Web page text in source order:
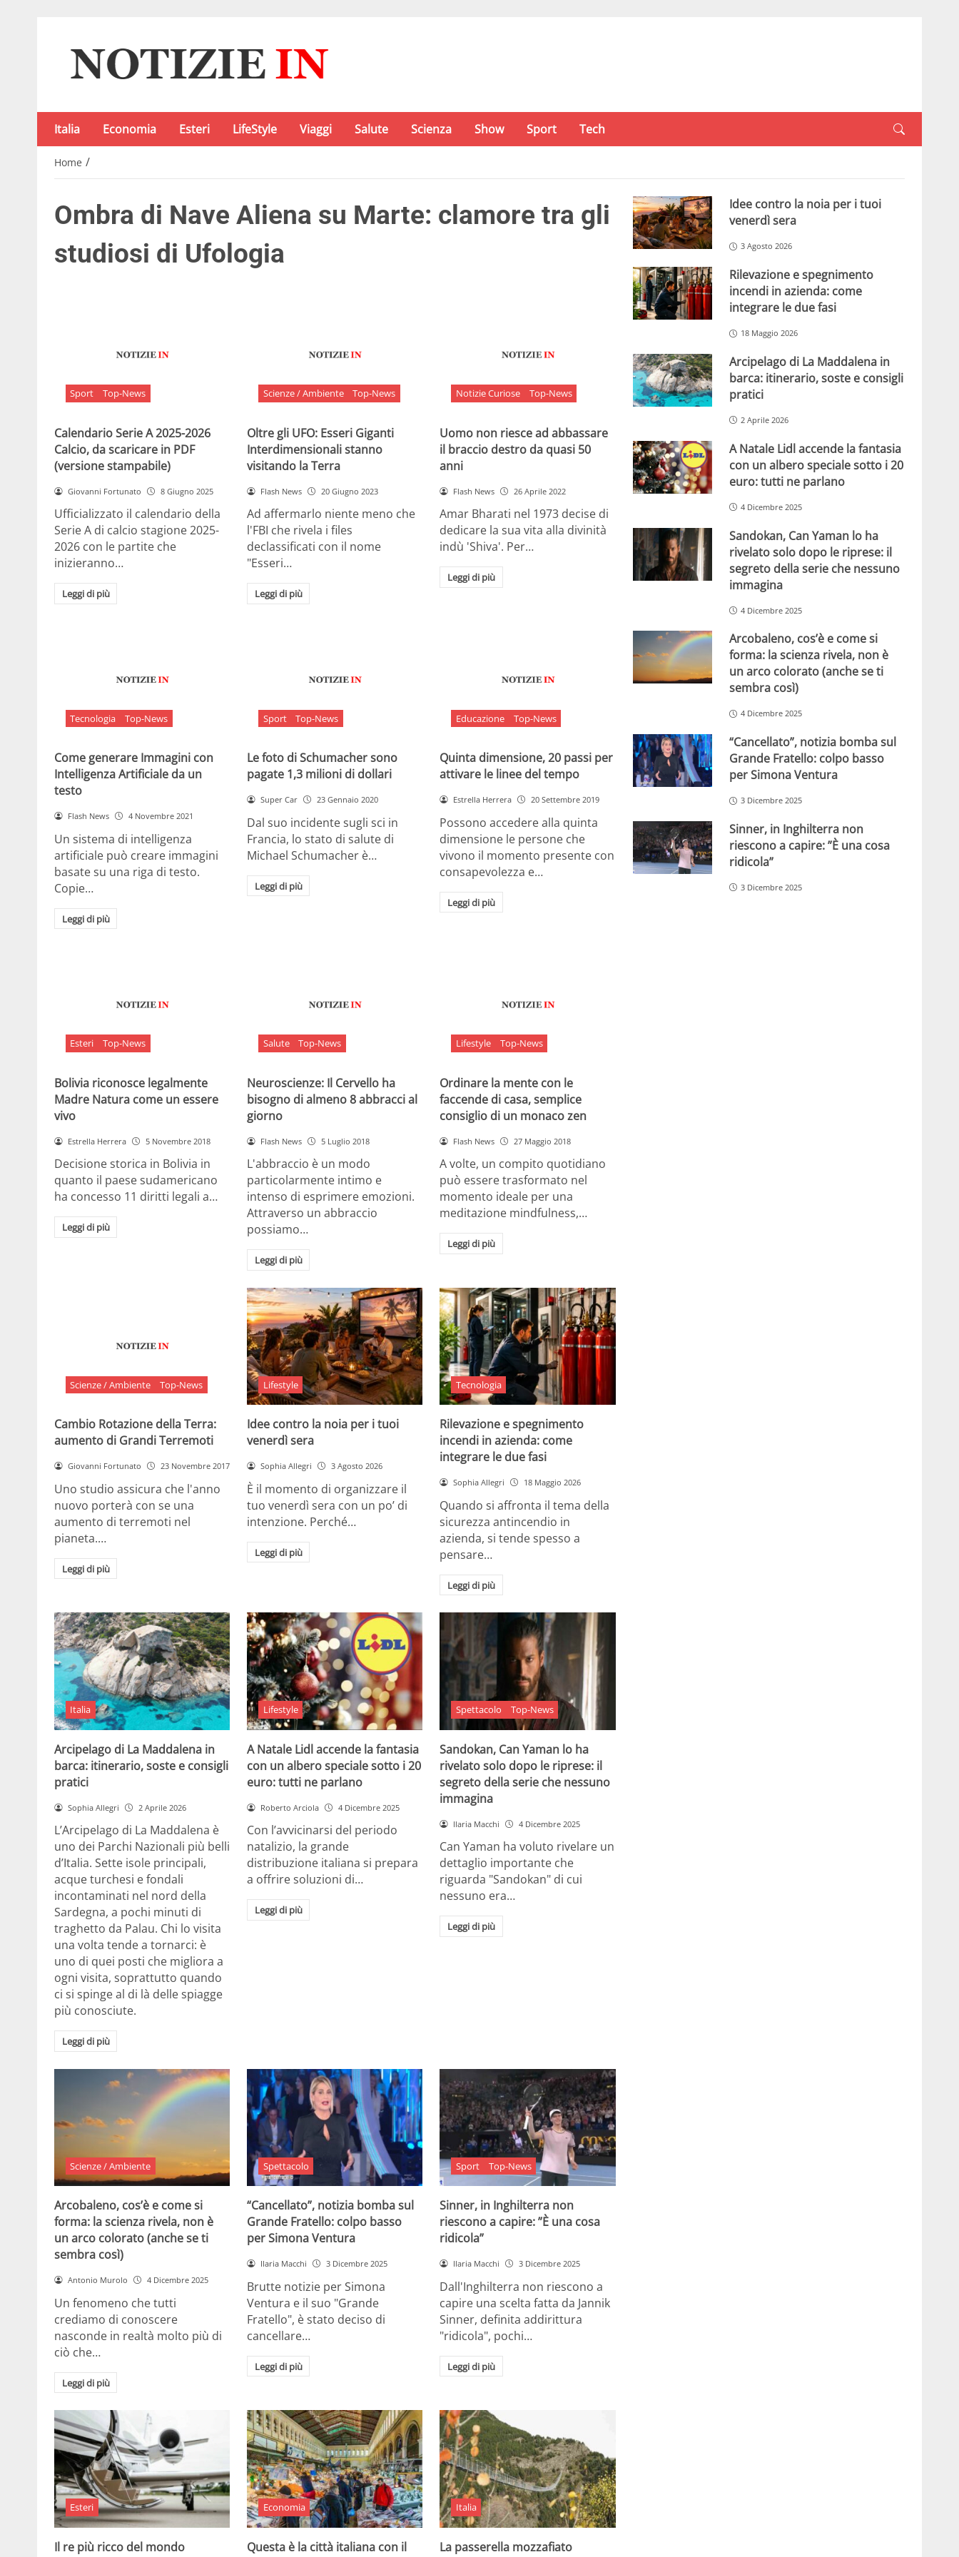
Italia Economia Esteri LifeStyle Viaggi Salute Scienza Show Sport Tech
Home /
Ombra di Nave Aliena su Marte: clamore tra gli
studiosi di Ufologia
Sport Top-News
Calendario Serie A 2025-2026
Calcio, da scaricare in PDF
(versione stampabile)
Giovanni Fortunato 8 Giugno 2025
Ufficializzato il calendario della
Serie A di calcio stagione 2025-
2026 con le partite che
inizieranno…
Leggi di più
Scienze / Ambiente Top-News
Oltre gli UFO: Esseri Giganti
Interdimensionali stanno
visitando la Terra
Flash News 20 Giugno 2023
Ad affermarlo niente meno che
l'FBI che rivela i files
declassificati con il nome
"Esseri…
Leggi di più
Notizie Curiose Top-News
Uomo non riesce ad abbassare
il braccio destro da quasi 50
anni
Flash News 26 Aprile 2022
Amar Bharati nel 1973 decise di
dedicare la sua vita alla divinità
indù 'Shiva'. Per…
Leggi di più
Tecnologia Top-News
Come generare Immagini con
Intelligenza Artificiale da un
testo
Flash News 4 Novembre 2021
Un sistema di intelligenza
artificiale può creare immagini
basate su una riga di testo.
Copie…
Leggi di più
Sport Top-News
Le foto di Schumacher sono
pagate 1,3 milioni di dollari
Super Car 23 Gennaio 2020
Dal suo incidente sugli sci in
Francia, lo stato di salute di
Michael Schumacher è…
Leggi di più
Educazione Top-News
Quinta dimensione, 20 passi per
attivare le linee del tempo
Estrella Herrera 20 Settembre 2019
Possono accedere alla quinta
dimensione le persone che
vivono il momento presente con
consapevolezza e…
Leggi di più
Esteri Top-News
Bolivia riconosce legalmente
Madre Natura come un essere
vivo
Estrella Herrera 5 Novembre 2018
Decisione storica in Bolivia in
quanto il paese sudamericano
ha concesso 11 diritti legali a…
Leggi di più
Salute Top-News
Neuroscienze: Il Cervello ha
bisogno di almeno 8 abbracci al
giorno
Flash News 5 Luglio 2018
L'abbraccio è un modo
particolarmente intimo e
intenso di esprimere emozioni.
Attraverso un abbraccio
possiamo…
Leggi di più
Lifestyle Top-News
Ordinare la mente con le
faccende di casa, semplice
consiglio di un monaco zen
Flash News 27 Maggio 2018
A volte, un compito quotidiano
può essere trasformato nel
momento ideale per una
meditazione mindfulness,…
Leggi di più
Scienze / Ambiente Top-News
Cambio Rotazione della Terra:
aumento di Grandi Terremoti
Giovanni Fortunato 23 Novembre 2017
Uno studio assicura che l'anno
nuovo porterà con se una
aumento di terremoti nel
pianeta.…
Leggi di più
Lifestyle
Idee contro la noia per i tuoi
venerdì sera
Sophia Allegri 3 Agosto 2026
È il momento di organizzare il
tuo venerdì sera con un po’ di
intenzione. Perché…
Leggi di più
Tecnologia
Rilevazione e spegnimento
incendi in azienda: come
integrare le due fasi
Sophia Allegri 18 Maggio 2026
Quando si affronta il tema della
sicurezza antincendio in
azienda, si tende spesso a
pensare…
Leggi di più
Italia
Arcipelago di La Maddalena in
barca: itinerario, soste e consigli
pratici
Sophia Allegri 2 Aprile 2026
L’Arcipelago di La Maddalena è
uno dei Parchi Nazionali più belli
d’Italia. Sette isole principali,
acque turchesi e fondali
incontaminati nel nord della
Sardegna, a pochi minuti di
traghetto da Palau. Chi lo visita
una volta tende a tornarci: è
uno di quei posti che migliora a
ogni visita, soprattutto quando
ci si spinge al di là delle spiagge
più conosciute.
Leggi di più
Lifestyle
A Natale Lidl accende la fantasia
con un albero speciale sotto i 20
euro: tutti ne parlano
Roberto Arciola 4 Dicembre 2025
Con l’avvicinarsi del periodo
natalizio, la grande
distribuzione italiana si prepara
a offrire soluzioni di…
Leggi di più
Spettacolo Top-News
Sandokan, Can Yaman lo ha
rivelato solo dopo le riprese: il
segreto della serie che nessuno
immagina
Ilaria Macchi 4 Dicembre 2025
Can Yaman ha voluto rivelare un
dettaglio importante che
riguarda "Sandokan" di cui
nessuno era…
Leggi di più
Scienze / Ambiente
Arcobaleno, cos’è e come si
forma: la scienza rivela, non è
un arco colorato (anche se ti
sembra così)
Antonio Murolo 4 Dicembre 2025
Un fenomeno che tutti
crediamo di conoscere
nasconde in realtà molto più di
ciò che…
Leggi di più
Spettacolo
“Cancellato”, notizia bomba sul
Grande Fratello: colpo basso
per Simona Ventura
Ilaria Macchi 3 Dicembre 2025
Brutte notizie per Simona
Ventura e il suo "Grande
Fratello", è stato deciso di
cancellare…
Leggi di più
Sport Top-News
Sinner, in Inghilterra non
riescono a capire: ”È una cosa
ridicola”
Ilaria Macchi 3 Dicembre 2025
Dall'Inghilterra non riescono a
capire una scelta fatta da Jannik
Sinner, definita addirittura
"ridicola", pochi…
Leggi di più
Esteri
Il re più ricco del mondo
Economia
Questa è la città italiana con il
Italia
La passerella mozzafiato
Idee contro la noia per i tuoi
venerdì sera
3 Agosto 2026
Rilevazione e spegnimento
incendi in azienda: come
integrare le due fasi
18 Maggio 2026
Arcipelago di La Maddalena in
barca: itinerario, soste e consigli
pratici
2 Aprile 2026
A Natale Lidl accende la fantasia
con un albero speciale sotto i 20
euro: tutti ne parlano
4 Dicembre 2025
Sandokan, Can Yaman lo ha
rivelato solo dopo le riprese: il
segreto della serie che nessuno
immagina
4 Dicembre 2025
Arcobaleno, cos’è e come si
forma: la scienza rivela, non è
un arco colorato (anche se ti
sembra così)
4 Dicembre 2025
“Cancellato”, notizia bomba sul
Grande Fratello: colpo basso
per Simona Ventura
3 Dicembre 2025
Sinner, in Inghilterra non
riescono a capire: ”È una cosa
ridicola”
3 Dicembre 2025